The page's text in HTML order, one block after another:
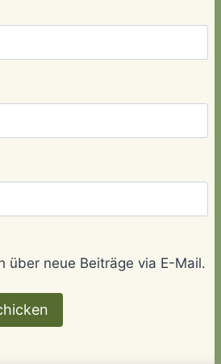
über neue Beiträge via E-Mail.